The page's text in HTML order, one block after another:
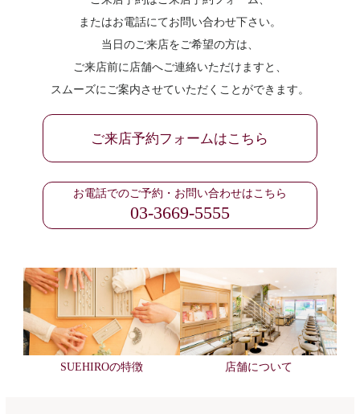
またはお電話にてお問い合わせ下さい。
当日のご来店をご希望の方は、
ご来店前に店舗へご連絡いただけますと、
スムーズにご案内させていただくことができます。
ご来店予約フォームはこちら
お電話でのご予約・お問い合わせはこちら
03-3669-5555
SUEHIROの特徴 店舗について